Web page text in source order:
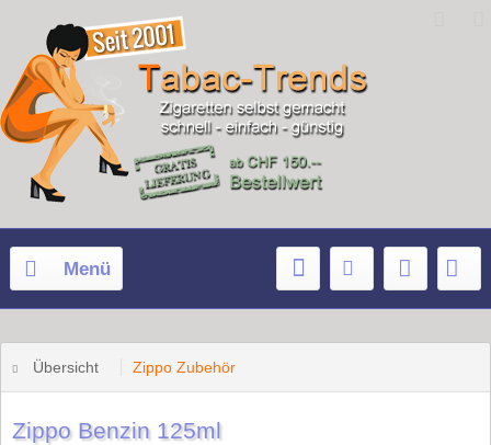
Menü
Übersicht Zippo Zubehör
Zippo Benzin 125ml